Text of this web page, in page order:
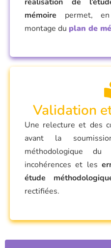
mémoire permet,
montage du plan de
Validation
Une relecture et des
avant la
méthodologique
incohérences et les
étude
rectifiées.